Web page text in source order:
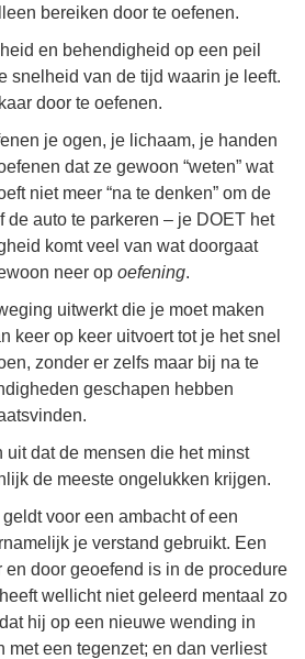
bereiken door te oefenen.
en behendigheid op een peil
snelheid van de tijd waarin je leeft.
door te oefenen.
je ogen, je lichaam, je handen
dat ze gewoon “weten” wat
niet meer “na te denken” om de
de auto te parkeren – je DOET het
komt veel van wat doorgaat
neer op oefening.
uitwerkt die je moet maken
keer op keer uitvoert tot je het snel
zonder er zelfs maar bij na te
geschapen hebben
uit dat de mensen die het minst
de meeste ongelukken krijgen.
voor een ambacht of een
je verstand gebruikt. Een
door geoefend is in de procedure
wellicht niet geleerd mentaal zo
hij op een nieuwe wending in
met een tegenzet; en dan verliest